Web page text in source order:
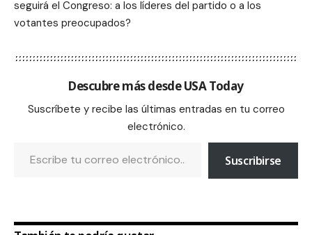
seguirá el Congreso: a los líderes del partido o a los
votantes preocupados?
Descubre más desde USA Today
Suscríbete y recibe las últimas entradas en tu correo
electrónico.
Suscribirse